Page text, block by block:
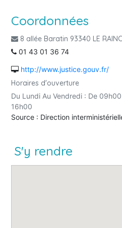
Coordonnées
8 allée Baratin 93340 LE
01 43 01 36 74
http://www.justice.gouv.fr/
Horaires d'ouverture
Du Lundi Au Vendredi : De
16h00
Source : Direction
S'y rendre